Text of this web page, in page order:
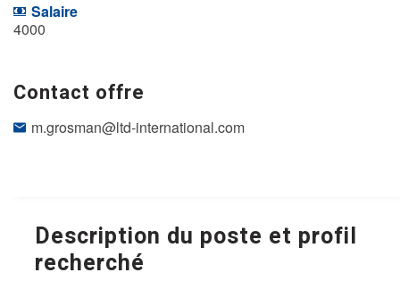
Salaire
4000
Contact offre
m.grosman@ltd-international.com
Description du poste et profil
recherché